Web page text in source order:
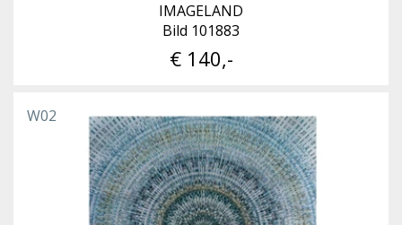
IMAGELAND
Bild 101883
€ 140,-
W02